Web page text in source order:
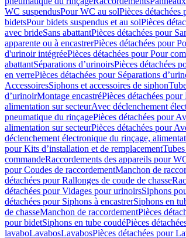
WC suspendusPour WC au solPièces
bidetsPour bidets suspendus et au solPièces
avec brideSans abattantPièces détachées pour
apparente ou à encastrerPièces détachées pour
d'urinoir intégréePièces détachées pour Pour
abattantSéparations d’urinoirsPièces détachées
en verrePièces détachées pour Séparations
AccessoiresSiphons et accessoires de siphon
dʼurinoirMontage encastréPièces détachées
alimentation sur secteurAvec déclenchement
pneumatique du rinçagePièces détachées pour
alimentation sur secteurPièces détachées pour
déclenchement électronique du rinçage,
pour Kits d’installation et de remplacement
commandeRaccordements des appareils pour
pour Coudes de raccordementManchon de
détachées pour Rallonges de coude de chasse
détachées pour Vidages pour urinoirsSiphons
détachées pour Siphons à encastrerSiphons en
de chasseManchon de raccordementPièces
pour bidetSiphons en tube coudéPièces
lavaboLavabosLavabosPièces détachées pour